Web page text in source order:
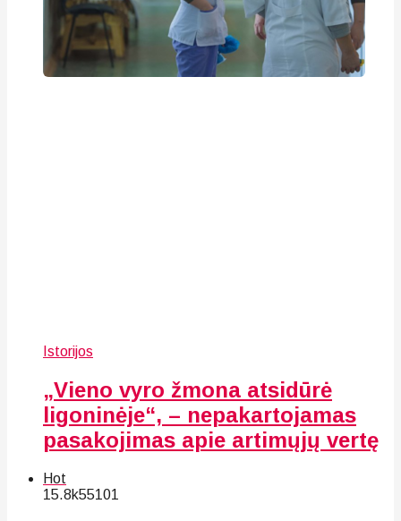
Istorijos
„Vieno vyro žmona atsidūrė
ligoninėje“, – nepakartojamas
pasakojimas apie artimųjų vertę
Hot
15.8k55101